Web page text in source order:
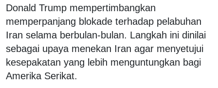
Donald Trump mempertimbangkan
memperpanjang blokade terhadap pelabuhan
Iran selama berbulan-bulan. Langkah ini dinilai
sebagai upaya menekan Iran agar menyetujui
kesepakatan yang lebih menguntungkan bagi
Amerika Serikat.